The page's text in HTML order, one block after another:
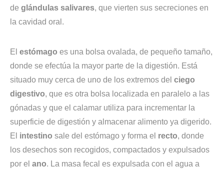
de glándulas salivares, que vierten sus secreciones en
la cavidad oral.
El estómago es una bolsa ovalada, de pequeño tamaño,
donde se efectúa la mayor parte de la digestión. Está
situado muy cerca de uno de los extremos del ciego
digestivo, que es otra bolsa localizada en paralelo a las
gónadas y que el calamar utiliza para incrementar la
superficie de digestión y almacenar alimento ya digerido.
El intestino sale del estómago y forma el recto, donde
los desechos son recogidos, compactados y expulsados
por el ano. La masa fecal es expulsada con el agua a